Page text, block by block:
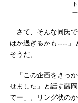
さて、そんな同氏で
ばか過ぎるかも……」
そうだ。
「この企画をきっか
せました」と話す藤
でー」。リング状の